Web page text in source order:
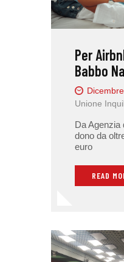
Per
Babbo
Unione
Da Agenzia
dono da
euro
READ